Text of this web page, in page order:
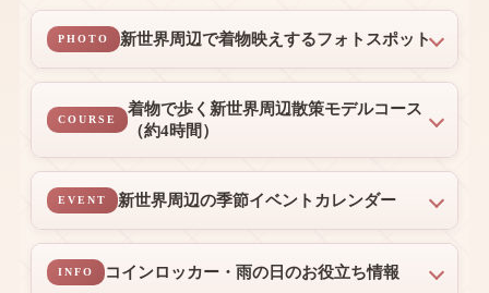
着物レンタル店を予約したら、当日の新世界周辺散策をもっと楽し
むための情報もあわせてチェックしておきましょう。編集部が新世
界周辺エリアの観光情報を独自に調査し、着物観光に役立つ内容
だけを厳選してまとめました。気になる項目をタップしてご覧くだ
さい。
PHOTO 新世界周辺で着物映えするフォトスポット